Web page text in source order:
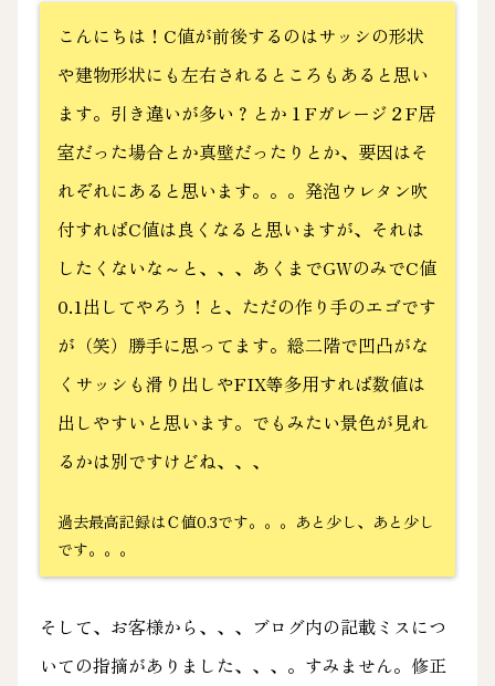
こんにちは！C値が前後するのはサッシの形状
や建物形状にも左右されるところもあると思い
ます。引き違いが多い？とか１Fガレージ２F居
室だった場合とか真壁だったりとか、要因はそ
れぞれにあると思います。。。発泡ウレタン吹
付すればC値は良くなると思いますが、それは
したくないな～と、、、あくまでGWのみでC値
0.1出してやろう！と、ただの作り手のエゴです
が（笑）勝手に思ってます。総二階で凹凸がな
くサッシも滑り出しやFIX等多用すれば数値は
出しやすいと思います。でもみたい景色が見れ
るかは別ですけどね、、、
過去最高記録はＣ値0.3です。。。あと少し、あと少し
です。。。
そして、お客様から、、、ブログ内の記載ミスにつ
いての指摘がありました、、、。すみません。修正